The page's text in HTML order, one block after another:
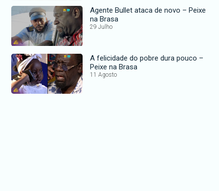
Agente Bullet ataca de novo – Peixe
na Brasa
29 Julho
A felicidade do pobre dura pouco –
Peixe na Brasa
11 Agosto